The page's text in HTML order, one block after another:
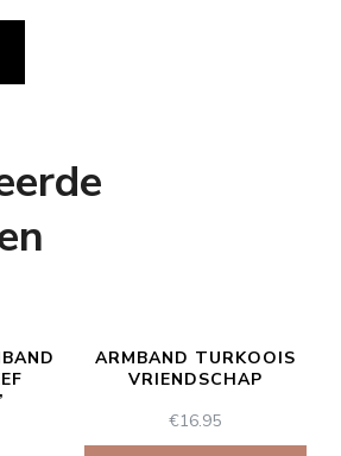
ARMBAND TURKOOIS
VRIENDSCHAP
€16.95